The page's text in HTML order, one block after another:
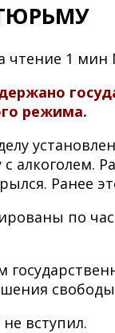
чтение 1 мин
режима.
по
вступил.